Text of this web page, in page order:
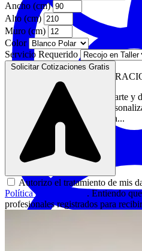
MELINA ARTE &
Especialista en carpinteria, arte y
experiencia en muebles
Servicio profesional en toda...
Desde
Ancho (cm)
Alto (cm)
Muro (cm)
Color
Servicio Requerido
Solicitar Cotizaciones Gratis
Autorizo el tratamiento de mis
Política de Privacidad . Entiendo
profesionales registrados para